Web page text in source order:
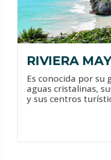
RIVIERA
Es conocida por su
aguas cristalinas,
y sus centros
tématicos
Maravíllate con